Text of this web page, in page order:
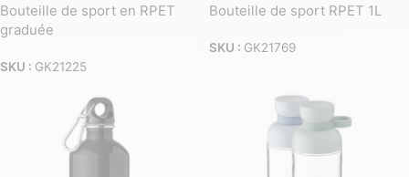
Bouteille de sport en RPET
graduée
SKU : GK21225
Bouteille de sport RPET 1L
SKU : GK21769